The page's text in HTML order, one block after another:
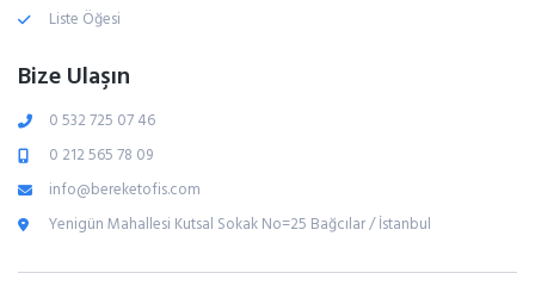
Liste Öğesi
Bize Ulaşın
0 532 725 07 46
0 212 565 78 09
info@bereketofis.com
Yenigün Mahallesi Kutsal Sokak No=25 Bağcılar / İstanbul